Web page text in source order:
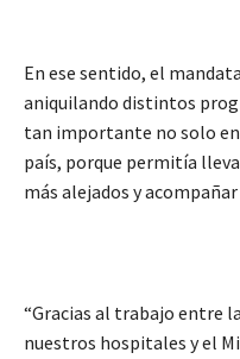
En ese sentido, el
aniquilando distintos
tan importante no solo
país, porque permitía
más alejados y
“Gracias al trabajo entre
nuestros hospitales y el